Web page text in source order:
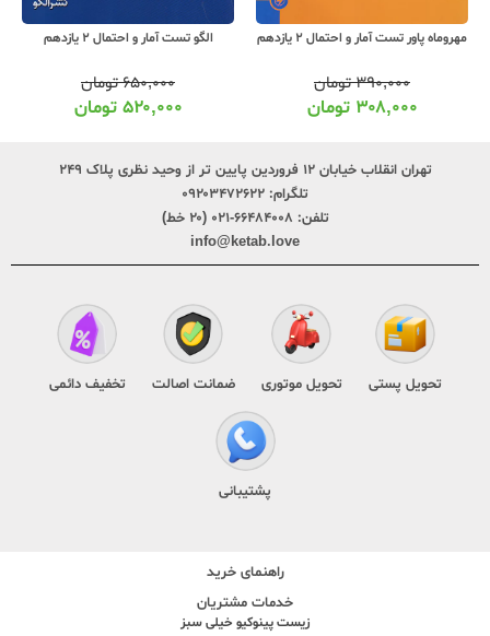
مهروماه پاور تست آمار و احتمال 2 یازدهم
۳۹۰,۰۰۰تومان
۳۰۸,۰۰۰ تومان
الگو تست آمار و احتمال 2 یازدهم
۶۵۰,۰۰۰تومان
۵۲۰,۰۰۰ تومان
تهران انقلاب خیابان ۱۲ فروردین پایین تر از وحید نظری پلاک ۲۴۹
تلگرام: ۰۹۲۰۳۴۷۲۶۲۲
تلفن: ۶۶۴۸۴۰۰۸-۰۲۱ (۲۰ خط)
info@ketab.love
تحویل پستی تحویل موتوری ضمانت اصالت تخفیف دائمی
پشتیبانی
راهنمای خرید
خدمات مشتریان
زیست پینوکیو خیلی سبز